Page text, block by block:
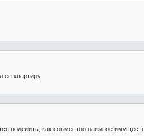
ее квартиру
поделить, как совместно нажитое